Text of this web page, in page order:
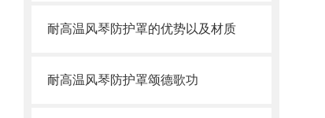
耐高温风琴防护罩的优势以及材质
耐高温风琴防护罩颂德歌功